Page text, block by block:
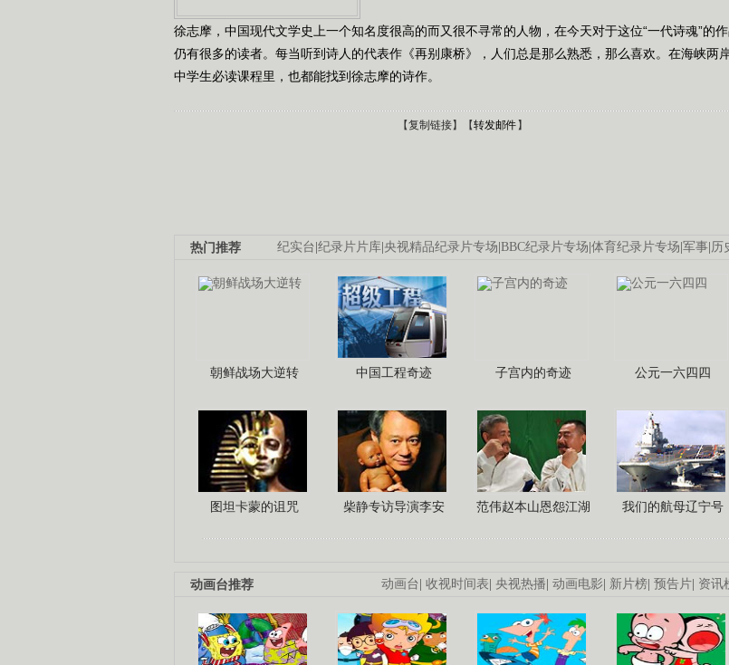
徐志摩，中国现代文学史上一个知名度很高的而又很不寻常的人物，在今天对于这位“一代诗魂”的
仍有很多的读者。每当听到诗人的代表作《再别康桥》，人们总是那么熟悉，那么喜欢。在海峡两
中学生必读课程里，也都能找到徐志摩的诗作。
【复制链接】【转发邮件】
纪实台|纪录片片库|央视精品纪录片专场|BBC纪录片专场|体育纪录片专场|军事| 历
热门推荐
朝鲜战场大逆转 中国工程奇迹 子宫内的奇迹 公元一六四四
图坦卡蒙的诅咒 柴静专访导演李安 范伟赵本山恩怨江湖 我们的航母辽宁号
动画台| 收视时间表| 央视热播| 动画电影| 新片榜| 预告片| 资讯
动画台推荐